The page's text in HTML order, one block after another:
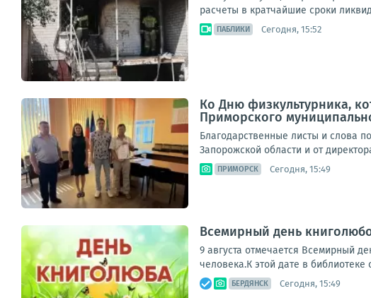
расчеты в кратчайшие сроки
ПАБЛИКИ Сегодня, 15:52
Ко Дню физкультурника,
Приморского
Благодарственные листы и слова
Запорожской области и от
ПРИМОРСК Сегодня, 15:49
Всемирный день
9 августа отмечается Всемирный
человека.К этой дате в
БЕРДЯНСК Сегодня, 15:49